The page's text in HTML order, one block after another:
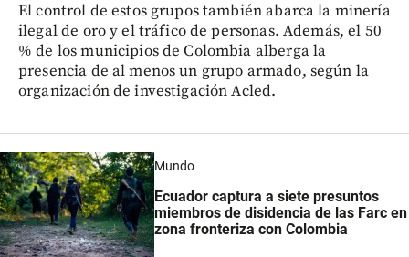
El control de estos grupos también abarca la minería
ilegal de oro y el tráfico de personas. Además, el 50
% de los municipios de Colombia alberga la
presencia de al menos un grupo armado, según la
organización de investigación Acled.
Mundo
Ecuador captura a siete presuntos
miembros de disidencia de las Farc en
zona fronteriza con Colombia